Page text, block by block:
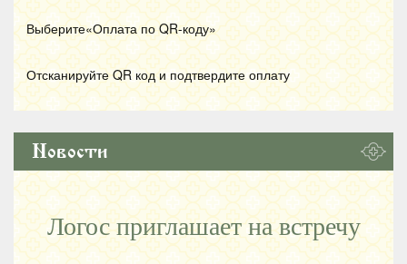
Выберите«Оплата по QR-коду»
Отсканируйте QR код и подтвердите оплату
Новости
Логос приглашает на встречу